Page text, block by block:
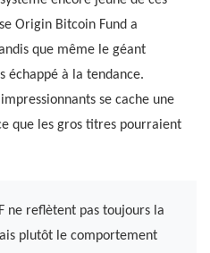
Origin Bitcoin Fund a
que même le géant
échappé à la tendance.
se cache une
que les gros titres pourraient
ne reflètent pas toujours la
plutôt le comportement